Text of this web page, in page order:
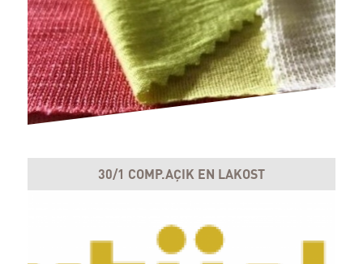
30/1 COMP.AÇIK EN LAKOST